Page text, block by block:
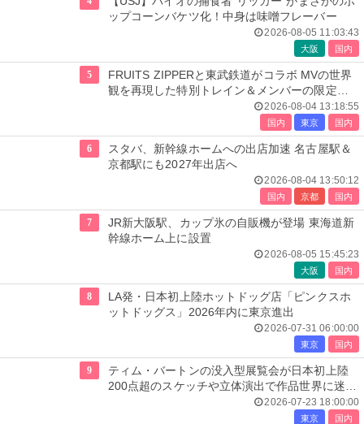
ップコーンバケツ化！中身は味噌フレーバー
2026-08-05 11:03:43
大阪 国内
5
FRUITS ZIPPERと東武鉄道がコラボ MVの世界
観を再現した特別トレイン＆メンバーの限定ア
2026-08-04 13:18:55
国内 東京 国内
6
スタバ、新幹線ホームへの出店加速 名古屋駅＆
京都駅にも2027年出店へ
2026-08-04 13:50:12
国内 京都 国内
7
JR新大阪駅、カップ氷の自販機が登場 東海道新
幹線ホーム上に設置
2026-08-05 15:45:23
大阪 国内
8
LA発・日本初上陸ホットドッグ店「ピンクスホ
ットドッグス」2026年内に東京進出
2026-07-31 06:00:00
東京 国内
9
ティム・バートンの没入型展覧会が日本初上陸
200点超のスケッチや立体演出で作品世界に迷い
2026-07-23 18:00:00
東京 国内